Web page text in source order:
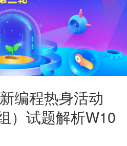
编程热身活动
）试题解析W10